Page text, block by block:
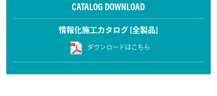
CATALOG DOWNLOAD
情報化施工カタログ [全製品]
ダウンロードはこちら